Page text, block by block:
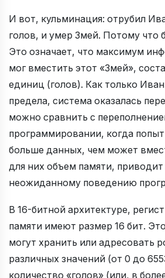
И вот, кульминация: отрубил
голов, и умер Змей. Потому что
Это означает, что максимум
мог вместить этот «Змей»,
единиц (голов). Как только Иван
предела, система оказалась
можно сравнить с
программировании, когда
больше данных, чем может
для них объем памяти,
неожиданному поведению
В 16-битной архитектуре,
памяти имеют размер 16 бит.
могут хранить или адресовать
различных значений (от 0 до
количество «голов» (или, в